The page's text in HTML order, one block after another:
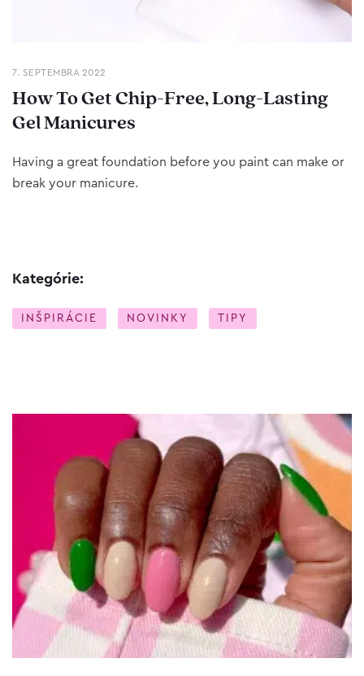
7. SEPTEMBRA 2022
How To Get Chip-Free, Long-Lasting
Gel Manicures
Having a great foundation before you paint can make or
break your manicure.
Kategórie:
INŠPIRÁCIE NOVINKY TIPY